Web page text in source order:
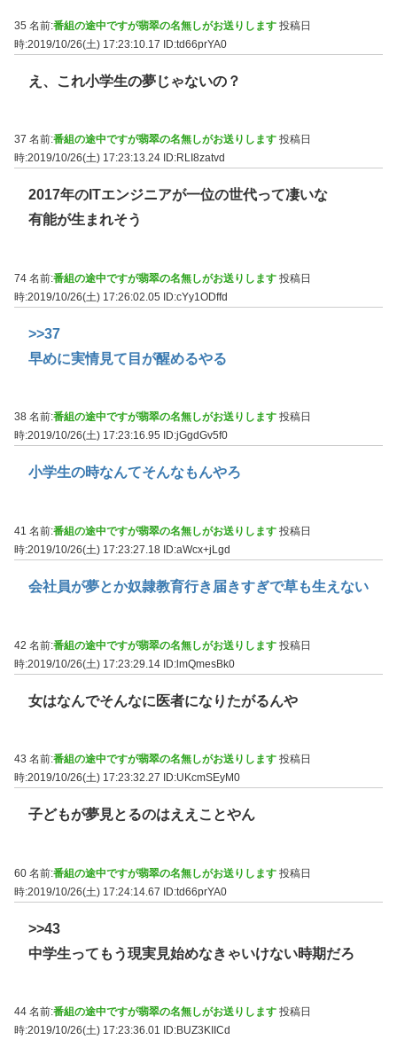
35 名前:番組の途中ですが翡翠の名無しがお送りします 投稿日
時:2019/10/26(土) 17:23:10.17 ID:td66prYA0
え、これ小学生の夢じゃないの？
37 名前:番組の途中ですが翡翠の名無しがお送りします 投稿日
時:2019/10/26(土) 17:23:13.24 ID:RLI8zatvd
2017年のITエンジニアが一位の世代って凄いな
有能が生まれそう
74 名前:番組の途中ですが翡翠の名無しがお送りします 投稿日
時:2019/10/26(土) 17:26:02.05 ID:cYy1ODffd
>>37
早めに実情見て目が醒めるやる
38 名前:番組の途中ですが翡翠の名無しがお送りします 投稿日
時:2019/10/26(土) 17:23:16.95
ID:jGgdGv5f0
小学生の時なんてそんなもんやろ
41 名前:番組の途中ですが翡翠の名無しがお送りします 投稿日
時:2019/10/26(土) 17:23:27.18 ID:aWcx+jLgd
会社員が夢とか奴隷教育行き届きすぎで草も生えない
42 名前:番組の途中ですが翡翠の名無しがお送りします 投稿日
時:2019/10/26(土) 17:23:29.14 ID:lmQmesBk0
女はなんでそんなに医者になりたがるんや
43 名前:番組の途中ですが翡翠の名無しがお送りします 投稿日
時:2019/10/26(土) 17:23:32.27
ID:UKcmSEyM0
子どもが夢見とるのはええことやん
60 名前:番組の途中ですが翡翠の名無しがお送りします 投稿日
時:2019/10/26(土) 17:24:14.67 ID:td66prYA0
>>43
中学生ってもう現実見始めなきゃいけない時期だろ
44 名前:番組の途中ですが翡翠の名無しがお送りします 投稿日
時:2019/10/26(土) 17:23:36.01
ID:BUZ3KIICd